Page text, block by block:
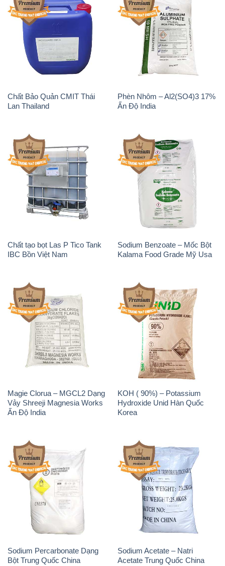
Chất Bảo Quản CMIT Thái
Lan Thailand
Phèn Nhôm – Al2(SO4)3 17%
Ấn Độ India
Chất tạo bọt Las P Tico Tank
IBC Bồn Việt Nam
Sodium Benzoate – Mốc Bột
Kalama Food Grade Mỹ Usa
Magie Clorua – MGCL2 Dạng
Vảy Shreeji Magnesia Works
Ấn Độ India
KOH ( 90%) – Potassium
Hydroxide Unid Hàn Quốc
Korea
Sodium Percarbonate Dạng
Bột Trung Quốc China
Sodium Acetate – Natri
Acetate Trung Quốc China